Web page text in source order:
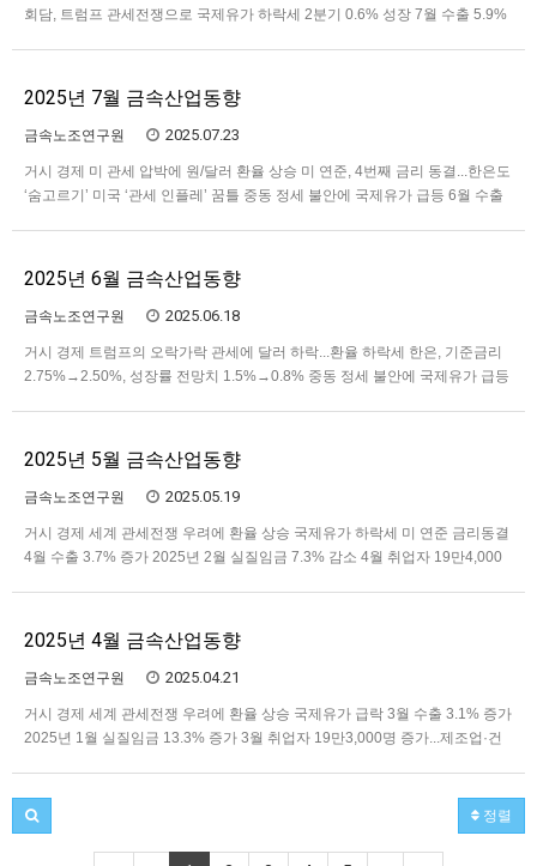
회담, 트럼프 관세전쟁으로 국제유가 하락세 2분기 0.6% 성장 7월 수출 5.9%
자물가 2.1%↑ 한…
2025년 7월 금속산업동향
금속노조연구원 2025.07.23
거시 경제 미 관세 압박에 원/달러 환율 상승 미 연준, 4번째 금리 동결...한은도
‘숨고르기’ 미국 ‘관세 인플레’ 꿈틀 중동 정세 불안에 국제유가 급등 6월 수출
가 2.2%↑ 트…
2025년 6월 금속산업동향
금속노조연구원 2025.06.18
거시 경제 트럼프의 오락가락 관세에 달러 하락...환율 하락세 한은, 기준금리
2.75%→2.50%, 성장률 전망치 1.5%→0.8% 중동 정세 불안에 국제유가 급등
하나는 단순노무…
2025년 5월 금속산업동향
금속노조연구원 2025.05.19
거시 경제 세계 관세전쟁 우려에 환율 상승 국제유가 하락세 미 연준 금리동결
4월 수출 3.7% 증가 2025년 2월 실질임금 7.3% 감소 4월 취업자 19만4,000
휴전 미‧영 관세협상…
2025년 4월 금속산업동향
금속노조연구원 2025.04.21
거시 경제 세계 관세전쟁 우려에 환율 상승 국제유가 급락 3월 수출 3.1% 증가
2025년 1월 실질임금 13.3% 증가 3월 취업자 19만3,000명 증가...제조업·건
중 경제 충…
정렬